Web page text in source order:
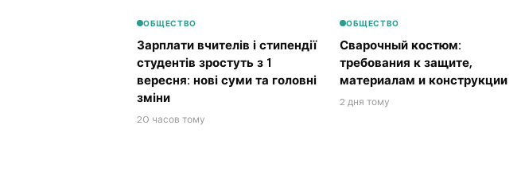
ОБЩЕСТВО
Зарплати вчителів і стипендії
студентів зростуть з 1
вересня: нові суми та головні
зміни
20 часов тому
ОБЩЕСТВО
Сварочный костюм:
требования к защите,
материалам и конструкции
2 дня тому